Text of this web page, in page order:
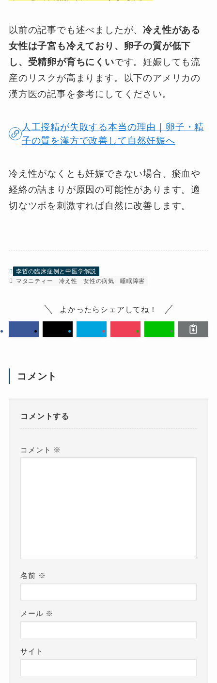
以前の記事でも述べましたが、冷え性がある
女性は子宮も冷えており、卵子の質が低下
し、受精卵が育ちにくいです。妊娠しても流
産のリスクが高まります。以下のアメリカの
漢方医の記事を参考にしてください。
人工授精が失敗する本当の理由｜卵子・精
子の質を漢方で改善して自然妊娠へ
冷え性がなくとも妊娠できない場合、瘀血や
経絡の詰まりが原因の可能性があります。適
切なツボを刺激すれば自然に改善します。
李哲の臨床症例と中医学解説
マタニティー
冷え性 女性の病気 睡眠障害
よかったらシェアしてね！
コメント
コメントする
コメント ※
名前 ※
メール ※
サイト